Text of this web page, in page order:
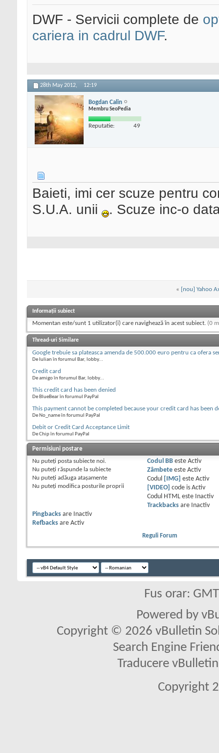
DWF - Servicii complete de
cariera in cadrul DWF.
28th May 2012, 12:19
Bogdan Calin
Membru SeoPedia
Reputatie: 49
Baieti, imi cer scuze pentru
S.U.A. unii
. Scuze inc-o
« [nou] Yahoo
Informații subiect
Momentan este/sunt 1 utilizator(i) care navighează în acest subiect. (0
Thread-uri Similare
Google trebuie sa plateasca amenda de 500.000 euro pentru ca ofera
De Iulian în forumul Bar, lobby...
Credit card
De amigo în forumul Bar, lobby...
This credit card has been denied
De BlueBear în forumul PayPal
This payment cannot be completed because your credit card has been
De No_name în forumul PayPal
Debit or Credit Card Acceptance Limit
De Chip în forumul PayPal
Permisiuni postare
Nu puteţi posta subiecte noi.
Nu puteţi răspunde la subiecte
Nu puteţi adăuga ataşamente
Nu puteţi modifica posturile proprii
Codul BBeste Activ
Zâmbeteeste Activ
Codul
[IMG] este Activ
[VIDEO] code is Activ
Codul HTML este
Inactiv
Trackbacksare
Inactiv
Pingbacks are
Inactiv
Refbacks are Activ
Reguli Forum
Fus orar:
Powered by
Copyright © 2026 vBulletin
Search Engine
Traducere
Copyright